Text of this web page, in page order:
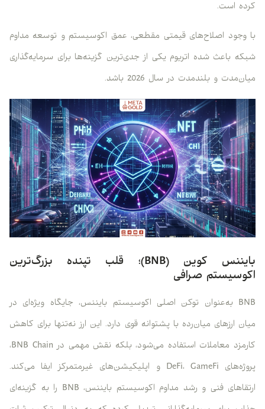
کرده است.
با وجود اصلاح‌های قیمتی مقطعی، عمق اکوسیستم و توسعه مداوم
شبکه باعث شده اتریوم یکی از جدی‌ترین گزینه‌ها برای سرمایه‌گذاری
میان‌مدت و بلندمدت در سال 2026 باشد.
بایننس کوین (BNB)؛ قلب تپنده بزرگ‌ترین
اکوسیستم صرافی
BNB به‌عنوان توکن اصلی اکوسیستم بایننس، جایگاه ویژه‌ای در
میان ارزهای میان‌رده با پشتوانه قوی دارد. این ارز نه‌تنها برای کاهش
کارمزد معاملات استفاده می‌شود، بلکه نقش مهمی در BNB Chain،
پروژه‌های DeFi، GameFi و اپلیکیشن‌های غیرمتمرکز ایفا می‌کند.
ارتقاهای فنی و رشد مداوم اکوسیستم بایننس، BNB را به گزینه‌ای